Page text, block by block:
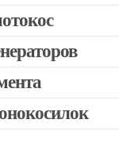
/ Oleo-mac / Echo и